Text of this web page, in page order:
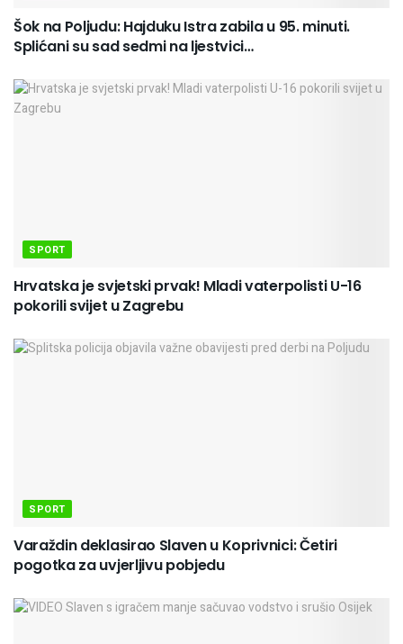
Šok na Poljudu: Hajduku Istra zabila u 95. minuti.
Splićani su sad sedmi na ljestvici…
SPORT
Hrvatska je svjetski prvak! Mladi vaterpolisti U-16
pokorili svijet u Zagrebu
SPORT
Varaždin deklasirao Slaven u Koprivnici: Četiri
pogotka za uvjerljivu pobjedu